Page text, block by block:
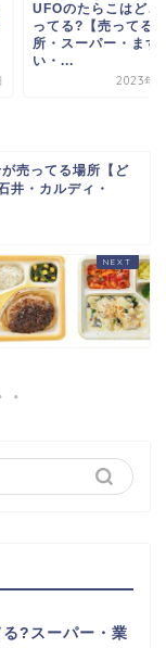
UFOのたらこはどこ
ってる?【売ってる
所・スーパー・まず
い・...
2023年1
売ってる場所【ど
井・カルディ・
?スーパー・業